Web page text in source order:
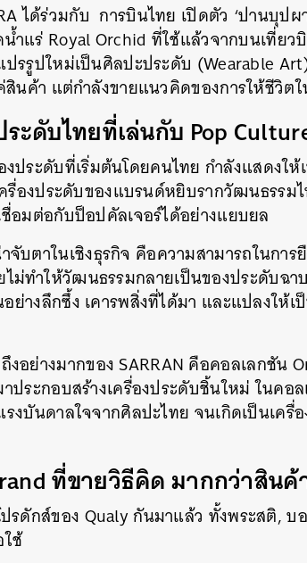
ได้ร่วมกับ การบินไทย เปิดตัว ‘ปานบุป
ำแร่ Royal Orchid ที่ใช้แล้วจากบนเที่ย
รรูปใหม่เป็นศิลปะประดับ (Wearable
สินค้า แต่กำลังขายแนวคิดของการให้ชีวิ
ระดับไทยที่เล่นกับ Pop
งประดับที่เริ่มต้นโดยคนไทย กำลังแสดงใ
รื่องประดับของแบรนด์หยิบรากวัฒนธรร
อมต่อกับป็อปคัลเจอร์ได้อย่างแยบยล
จับตาในเชิงธุรกิจ คือความสามารถในกา
ม่ทำให้วัฒนธรรมกลายเป็นของประดับฉ
างลึกซึ้ง เคารพสิ่งที่ได้มา และแปลงให้เ
อย่างมากของ SARRAN คือคอลเลกชัน
ระกอบสร้างเครื่องประดับชิ้นใหม่ ในคอ
บันดาลใจจากศิลปะไทย จนเกิดเป็นเครื่
ที่ขายวิธีคิด มากกว่าสินค้
รดักส์ของ Qualy กันมาแล้ว ทั้งพระสติ, บ
ช้